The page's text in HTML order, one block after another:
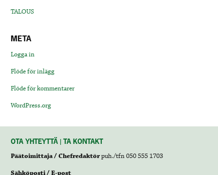
TALOUS
META
Logga in
Flöde för inlägg
Flöde för kommentarer
WordPress.org
OTA YHTEYTTÄ | TA KONTAKT
Päätoimittaja / Chefredaktörpuh./tfn 050 555 1703
Sähköposti / E-post